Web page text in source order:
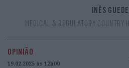
INÊS
MEDICAL & REGULATORY COUNTRY
OPINIÃO
19.02.2025 às 12h00